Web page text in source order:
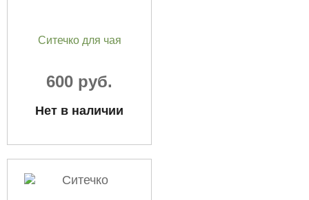
Ситечко для чая
600 руб.
Нет в наличии